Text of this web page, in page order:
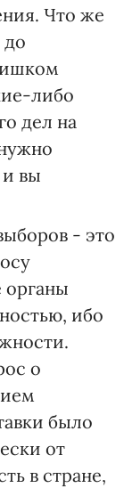
Что же
до
либо
дел на
и вы
- это
органы
ибо
о
было
от
в стране,